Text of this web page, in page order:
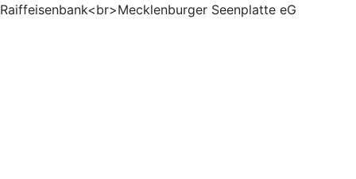
Raiffeisenbank<br>Mecklenburger Seenplatte eG